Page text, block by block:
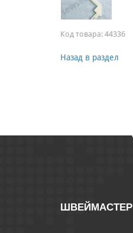
Код товара: 44336
Назад в раздел
ШВЕЙМАСТЕР